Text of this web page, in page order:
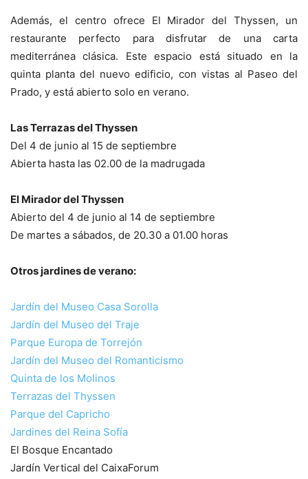
Además, el centro ofrece El Mirador del Thyssen, un
restaurante perfecto para disfrutar de una carta
mediterránea clásica. Este espacio está situado en la
quinta planta del nuevo edificio, con vistas al Paseo del
Prado, y está abierto solo en verano.
Las Terrazas del Thyssen
Del 4 de junio al 15 de septiembre
Abierta hasta las 02.00 de la madrugada
El Mirador del Thyssen
Abierto del 4 de junio al 14 de septiembre
De martes a sábados, de 20.30 a 01.00 horas
Otros jardines de verano:
Jardín del Museo Casa Sorolla
Jardín del Museo del Traje
Parque Europa de Torrejón
Jardín del Museo del Romanticismo
Quinta de los Molinos
Terrazas del Thyssen
Parque del Capricho
Jardines del Reina Sofía
El Bosque Encantado
Jardín Vertical del CaixaForum